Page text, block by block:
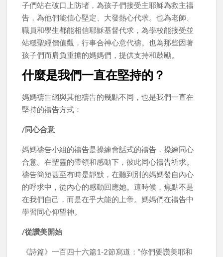
子們站在破口上防堵，為孩子們接受主耶穌為救主禱
告，為他們能信心堅定、大發熱心代求。也為老師、
職員和學生都能相信耶穌基督代求，為學校能接受並
站穩聖經價值觀，行事合神心意代禱。也為那些因著
孩子們而肩負重擔的媽媽們，提供支持和鼓勵。
什麼是我們一直在堅持的？
媽媽禱告網與其他禱告的幾點不同，也是我們一直在
堅持的禱告方式：
/同心合意
媽媽禱告小組的禱告是操練會話式的禱告，操練同心
合意。在聖靈的帶領和感動下，彼此同心禱告祈求。
禱告簡短甚至有時是靜默，在聽到別的媽媽發自內心
的呼求中，從內心的感動回應她。這時候，焦點不是
在我們自己，而是在乎大能的上帝。媽媽們在禱告中
學習同心仰望神。
/從讚美開始
《詩篇》一百四十六篇1-2節寫道：“你們要讚美耶和